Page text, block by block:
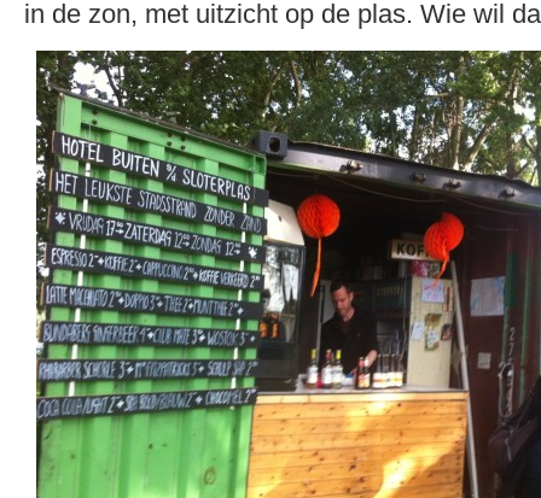
in de zon, met uitzicht op de plas. Wie wil